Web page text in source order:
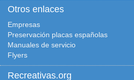
Otros enlaces
Empresas
Preservación placas españolas
Manuales de servicio
Flyers
Recreativas.org